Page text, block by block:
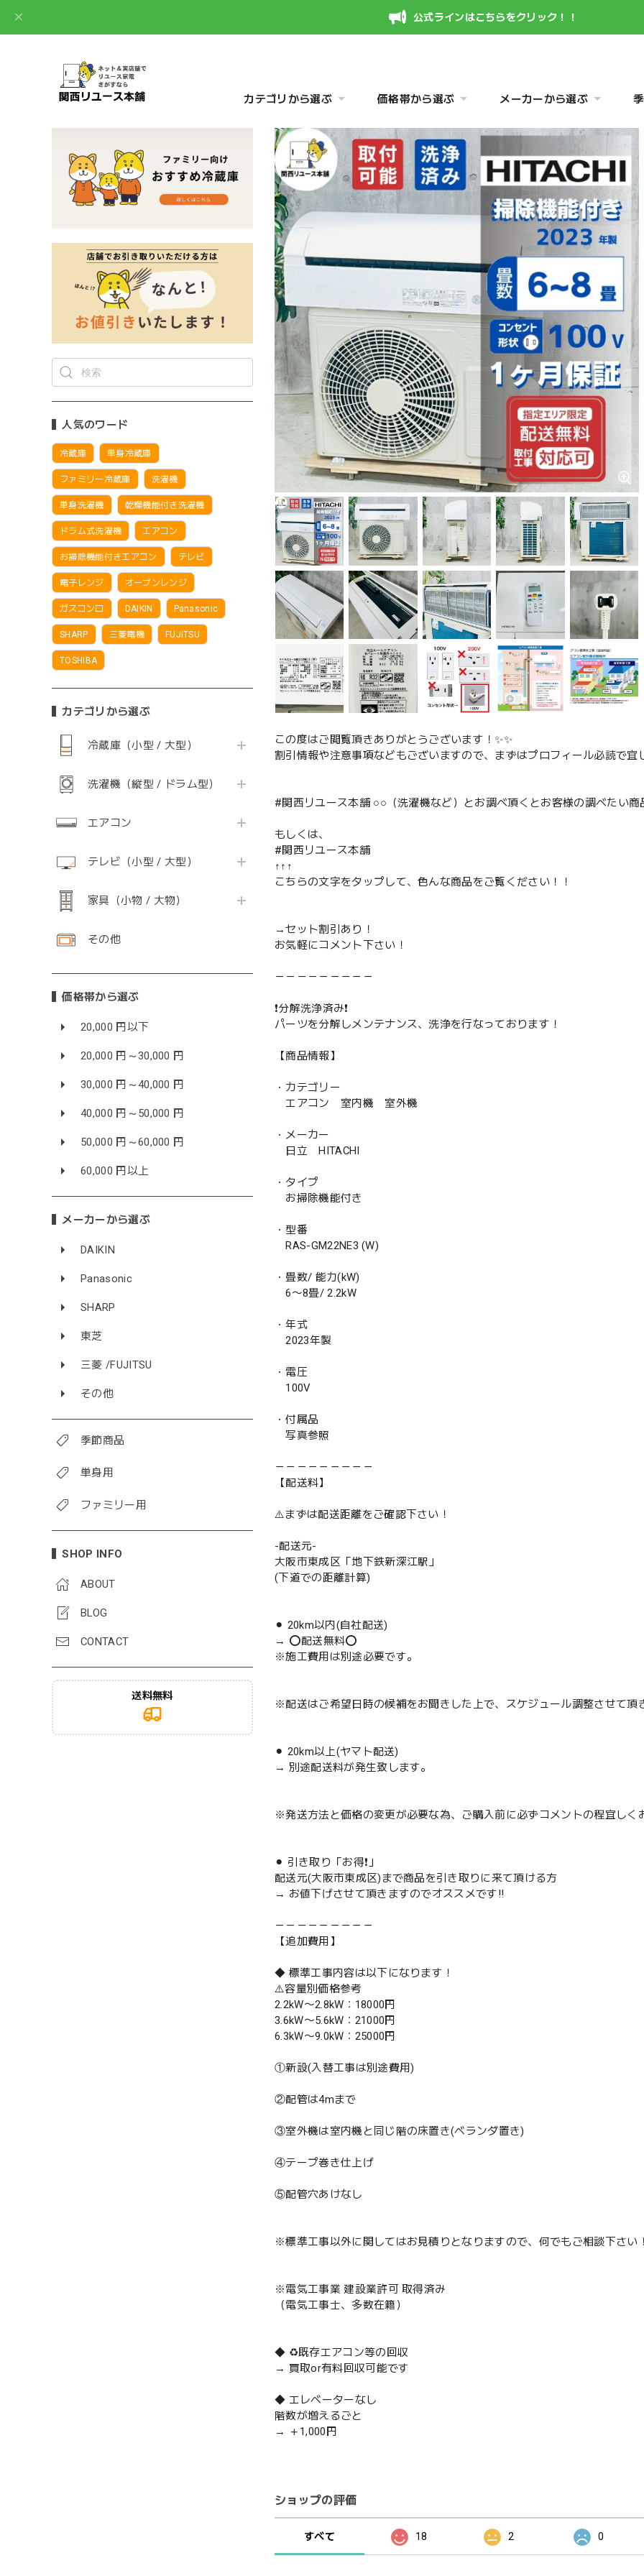
公式ラインはこちらをクリック！！
カテゴリから選ぶ 価格帯から選ぶ メーカーから選ぶ
人気のワード
冷蔵庫 単身冷蔵庫
ファミリー冷蔵庫 洗濯機
単身洗濯機 乾燥機能付き洗濯機
ドラム式洗濯機 エアコン
お掃除機能付きエアコン テレビ
電子レンジ オーブンレンジ
ガスコンロ DAIKIN Panasonic
SHARP 三菱電機 FUJITSU
TOSHIBA
カテゴリから選ぶ
冷蔵庫（小型 / 大型）
洗濯機（縦型 / ドラム型）
エアコン
テレビ（小型 / 大型）
家具（小物 / 大物）
その他
価格帯から選ぶ
20,000 円以下
20,000 円～30,000 円
30,000 円～40,000 円
40,000 円～50,000 円
50,000 円～60,000 円
60,000 円以上
メーカーから選ぶ
DAIKIN
Panasonic
SHARP
東芝
三菱 /FUJITSU
その他
季節商品
単身用
ファミリー用
SHOP INFO
ABOUT
BLOG
CONTACT
送料無料
この度はご閲覧頂きありがとうございます！✨✨
割引情報や注意事項などもございますので、まずはプロフィール必読で宜
#関西リユース本舗 ○○（洗濯機など）とお調べ頂くとお客様の調べたい商
もしくは、
#関西リユース本舗
↑↑↑
こちらの文字をタップして、色んな商品をご覧ください！！
→セット割引あり！
お気軽にコメント下さい！
－－－－－－－－－
❗️分解洗浄済み❗️
パーツを分解しメンテナンス、洗浄を行なっております！
【商品情報】
・カテゴリー
エアコン 室内機 室外機
・メーカー
日立 HITACHI
・タイプ
お掃除機能付き
・型番
RAS-GM22NE3 (W)
・畳数/ 能力(kW)
6〜8畳/ 2.2kW
・年式
2023年製
・電圧
100V
・付属品
写真参照
－－－－－－－－－
【配送料】
⚠️まずは配送距離をご確認下さい！
-配送元-
大阪市東成区「地下鉄新深江駅」
(下道での距離計算)
⚫︎ 20km以内(自社配送)
→ ⭕️配送無料⭕️
※施工費用は別途必要です。
※配送はご希望日時の候補をお聞きした上で、スケジュール調整させて頂
⚫︎ 20km以上(ヤマト配送)
→ 別途配送料が発生致します。
※発送方法と価格の変更が必要な為、ご購入前に必ずコメントの程宜しく
⚫︎ 引き取り「お得❗️」
配送元(大阪市東成区)まで商品を引き取りに来て頂ける方
→ お値下げさせて頂きますのでオススメです‼️
－－－－－－－－－
【追加費用】
◆ 標準工事内容は以下になります！
⚠️容量別価格参考
2.2kW〜2.8kW：18000円
3.6kW〜5.6kW：21000円
6.3kW〜9.0kW：25000円
①新設(入替工事は別途費用)
②配管は4mまで
③室外機は室内機と同じ階の床置き(ベランダ置き)
④テープ巻き仕上げ
⑤配管穴あけなし
※標準工事以外に関してはお見積りとなりますので、何でもご相談下さい
※電気工事業 建設業許可 取得済み
（電気工事士、多数在籍）
◆ ♻️既存エアコン等の回収
→ 買取or有料回収可能です
◆ エレベーターなし
階数が増えるごと
→ ＋1,000円
ショップの評価
すべて 18 2 0